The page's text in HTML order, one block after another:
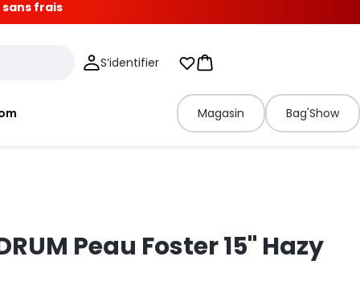
sans frais
S’identifier Mes listes d'envies
Panier
Magasin Bag'Show
Peau Foster 15" Hazy